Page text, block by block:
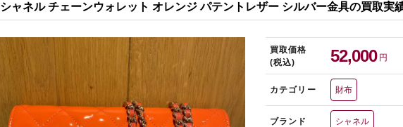
シャネル チェーンウォレット オレンジ パテントレザー シルバー金具の買取実
買取価格
(税込)
52,000 円
カテゴリー 財布
ブランド シャネル